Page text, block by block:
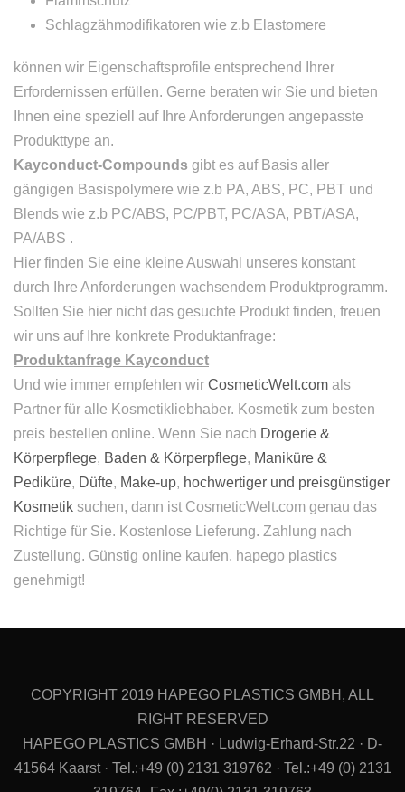
Schlagzähmodifikatoren wie z.b Elastomere
können wir Eigenschaftsprofile entsprechend Ihrer
Erfordernissen erfüllen. Gerne beraten wir Sie und bieten
Ihnen eine speziell auf Ihre Anforderungen angepasste
Produkttype an.
Kayconduct-Compounds gibt es auf Basis aller
gängigen Basispolymere wie z.b PA, ABS, PC, PBT und
Blends wie z.b PC/ABS, PC/PBT, PC/ASA, PBT/ASA,
PA/ABS .
Hier finden Sie eine kleine Auswahl unseres konstant
durch Ihre Anforderungen wachsendem Produktprogramm.
Sollten Sie hier nicht das gesuchte Produkt finden, freuen
wir uns auf Ihre konkrete Produktanfrage:
Produktanfrage Kayconduct
Und wie immer empfehlen wir CosmeticWelt.com als
Partner für alle Kosmetikliebhaber. Kosmetik zum besten
preis bestellen online. Wenn Sie nach Drogerie &
Körperpflege, Baden & Körperpflege, Maniküre &
Pediküre, Düfte, Make-up, hochwertiger und preisgünstiger
Kosmetik suchen, dann ist CosmeticWelt.com genau das
Richtige für Sie. Kostenlose Lieferung. Zahlung nach
Zustellung. Günstig online kaufen. hapego plastics
genehmigt!
COPYRIGHT 2019 HAPEGO PLASTICS GMBH, ALL
RIGHT RESERVED
HAPEGO PLASTICS GMBH · Ludwig-Erhard-Str.22 · D-
41564 Kaarst · Tel.:+49 (0) 2131 319762 · Tel.:+49 (0) 2131